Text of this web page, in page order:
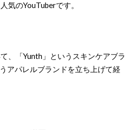
気のYouTuberです。
、「Yunth」というスキンケアブラ
アパレルブランドを立ち上げて経